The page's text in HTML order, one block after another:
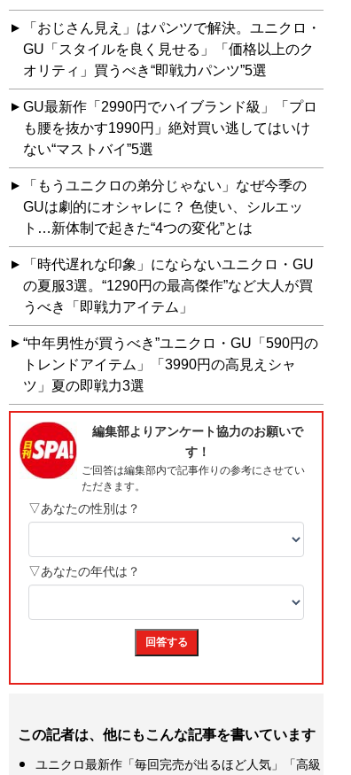
「おじさん見え」はパンツで解決。ユニクロ・
GU「スタイルを良く見せる」「価格以上のク
オリティ」買うべき“即戦力パンツ”5選
GU最新作「2990円でハイブランド級」「プロ
も腰を抜かす1990円」絶対買い逃してはいけ
ない“マストバイ”5選
「もうユニクロの弟分じゃない」なぜ今季の
GUは劇的にオシャレに？ 色使い、シルエッ
ト…新体制で起きた“4つの変化”とは
「時代遅れな印象」にならないユニクロ・GU
の夏服3選。“1290円の最高傑作”など大人が買
うべき「即戦力アイテム」
“中年男性が買うべき”ユニクロ・GU「590円の
トレンドアイテム」「3990円の高見えシャ
ツ」夏の即戦力3選
この記者は、他にもこんな記事を書いています
ユニクロ最新作「毎回完売が出るほど人気」「高級